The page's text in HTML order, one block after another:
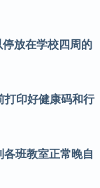
放在学校四周的
打印好健康码和行
班教室正常晚自